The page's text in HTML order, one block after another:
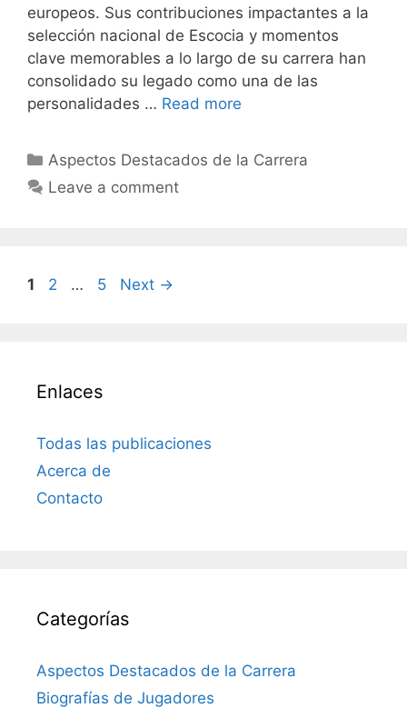
europeos. Sus contribuciones impactantes a la
selección nacional de Escocia y momentos
clave memorables a lo largo de su carrera han
consolidado su legado como una de las
personalidades … Read more
Categories
Aspectos Destacados de la Carrera
Leave a comment
Page
1 Page
2 … Page
5 Next →
Enlaces
Todas las publicaciones
Acerca de
Contacto
Categorías
Aspectos Destacados de la Carrera
Biografías de Jugadores